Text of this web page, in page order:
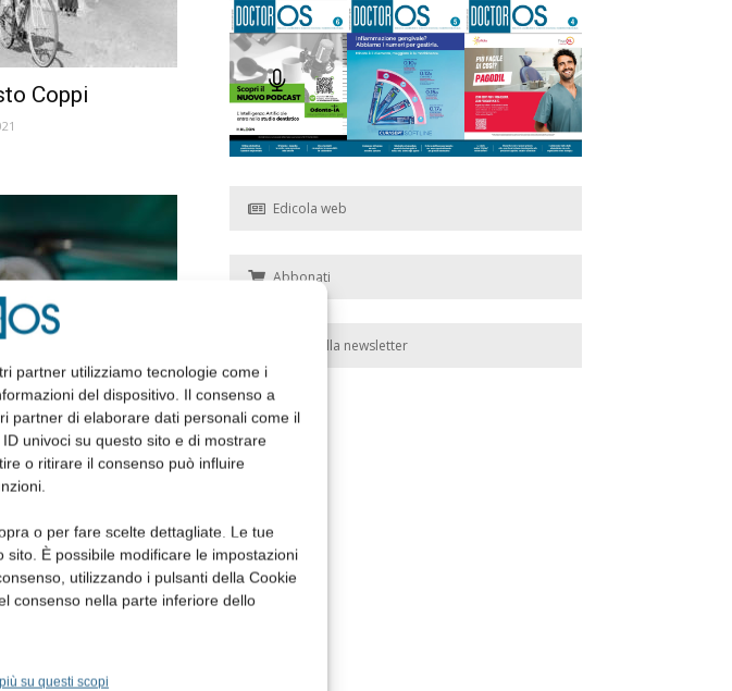
partner utilizziamo tecnologie come i
del dispositivo. Il consenso a
partner di elaborare dati personali come il
univoci su questo sito e di mostrare
o ritirare il consenso può influire
o per fare scelte dettagliate. Le tue
È possibile modificare le impostazioni
utilizzando i pulsanti della Cookie
consenso nella parte inferiore dello
su questi scopi
Coppi
nel
aspetti storici
Edicola web
Abbonati
Iscriviti alla newsletter